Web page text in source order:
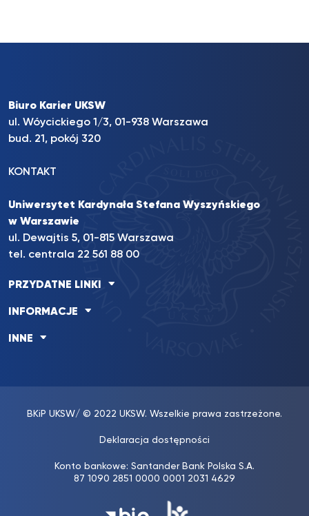
Biuro Karier UKSW
ul. Wóycickiego 1/3, 01-938 Warszawa
bud. 21, pokój 320
KONTAKT
Uniwersytet Kardynała Stefana Wyszyńskiego
w Warszawie
ul. Dewajtis 5, 01-815 Warszawa
tel. centrala 22 561 88 00
PRZYDATNE LINKI
INFORMACJE
INNE
BKiP UKSW/ © 2022 UKSW. Wszelkie prawa zastrzeżone.
Deklaracja dostępności
Konto bankowe: Santander Bank Polska S.A.
87 1090 2851 0000 0001 2031 4629